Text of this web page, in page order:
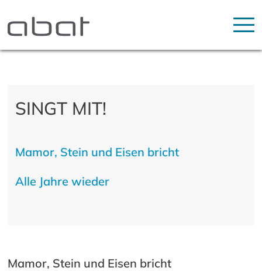
SINGT MIT!
Mamor, Stein und Eisen bricht
Alle Jahre wieder
Mamor, Stein und Eisen bricht